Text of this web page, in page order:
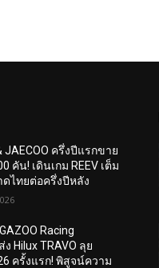
JAECOO ครึ่งปีแรกขาย
คัน! เดินเกม REEV เต็ม
ไทยต่อครึ่งปีหลัง
Racing
Hilux TRAVO ลุย
ครั้งแรก! พิสูจน์ความ